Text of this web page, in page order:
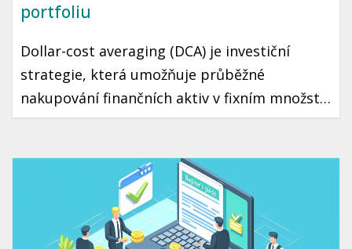
portfoliu
Dollar-cost averaging (DCA) je investiční
strategie, která umožňuje průběžné
nakupování finančních aktiv v fixním množství
bez ohledu na aktuální cenu. Díky tomuto
špatného načasování a přehřátí trhu. Tento
článek vás seznámí s tím, jak DCA funguje a
jak ho využít ve vaší vlastní investiční
strategii.